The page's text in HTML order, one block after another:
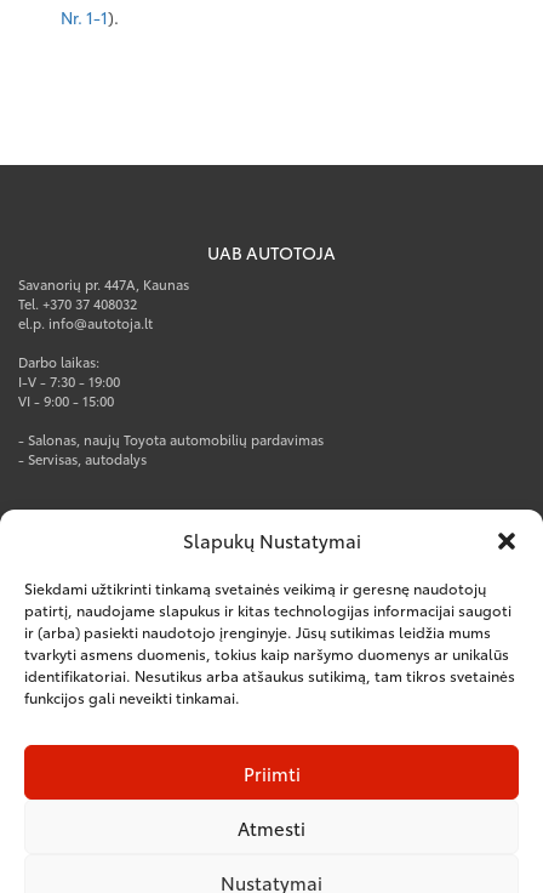
Slapukų Nustatymai
Siekdami užtikrinti tinkamą svetainės veikimą ir geresnę naudotojų
patirtį, naudojame slapukus ir kitas technologijas informacijai saugoti
ir (arba) pasiekti naudotojo įrenginyje. Jūsų sutikimas leidžia mums
tvarkyti asmens duomenis, tokius kaip naršymo duomenys ar unikalūs
identifikatoriai. Nesutikus arba atšaukus sutikimą, tam tikros svetainės
funkcijos gali neveikti tinkamai.
Priimti
Atmesti
Nustatymai
Nr. 1-1).
UAB AUTOTOJA
Savanorių pr. 447A, Kaunas
Tel. +370 37 408032
el.p. info@autotoja.lt
Darbo laikas:
I-V - 7:30 - 19:00
VI - 9:00 - 15:00
- Salonas, naujų Toyota automobilių pardavimas
- Servisas, autodalys
el.p. info@autotoja.lt
Darbo laikas:
I-V – 8:00-18:00
VI – nedirbame
– Salonas, naujų komercinių automobilių pardavimas
– Kėbulų remontas